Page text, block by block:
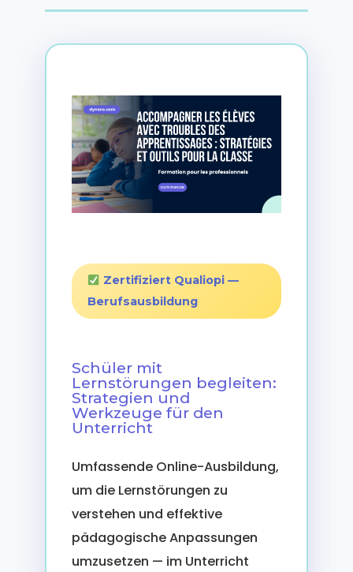
Zertifiziert Qualiopi —
Berufsausbildung
Schüler mit
Lernstörungen begleiten:
Strategien und
Werkzeuge für den
Unterricht
Umfassende Online-Ausbildung,
um die Lernstörungen zu
verstehen und effektive
pädagogische Anpassungen
umzusetzen — im Unterricht